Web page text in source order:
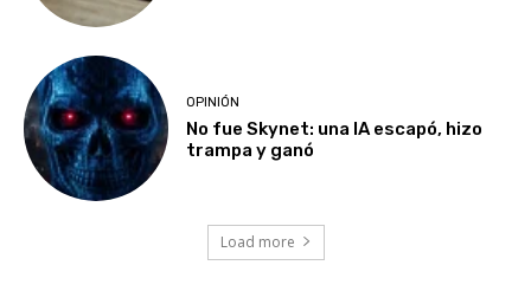
OPINIÓN
No fue Skynet: una IA escapó, hizo
trampa y ganó
Load more